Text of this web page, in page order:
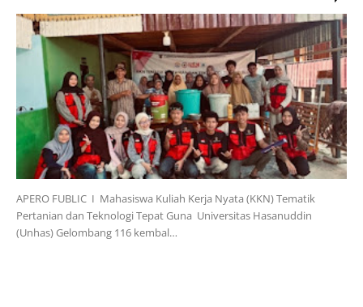
APERO FUBLIC I Mahasiswa Kuliah Kerja Nyata (KKN) Tematik
Pertanian dan Teknologi Tepat Guna Universitas Hasanuddin
(Unhas) Gelombang 116 kembal…